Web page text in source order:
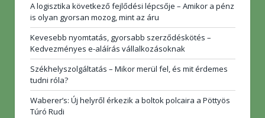
A logisztika következő fejlődési lépcsője – Amikor a pénz
is olyan gyorsan mozog, mint az áru
Kevesebb nyomtatás, gyorsabb szerződéskötés –
Kedvezményes e-aláírás vállalkozásoknak
Székhelyszolgáltatás – Mikor merül fel, és mit érdemes
tudni róla?
Waberer’s: Új helyről érkezik a boltok polcaira a Pöttyös
Túró Rudi